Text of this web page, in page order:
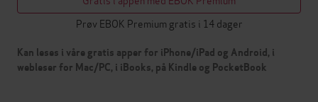
Prøv EBOK Premium gratis i 14 dager
Kan leses i våre gratis apper for iPhone/iPad og Android, i
webleser for Mac/PC, i iBooks, på Kindle og PocketBook